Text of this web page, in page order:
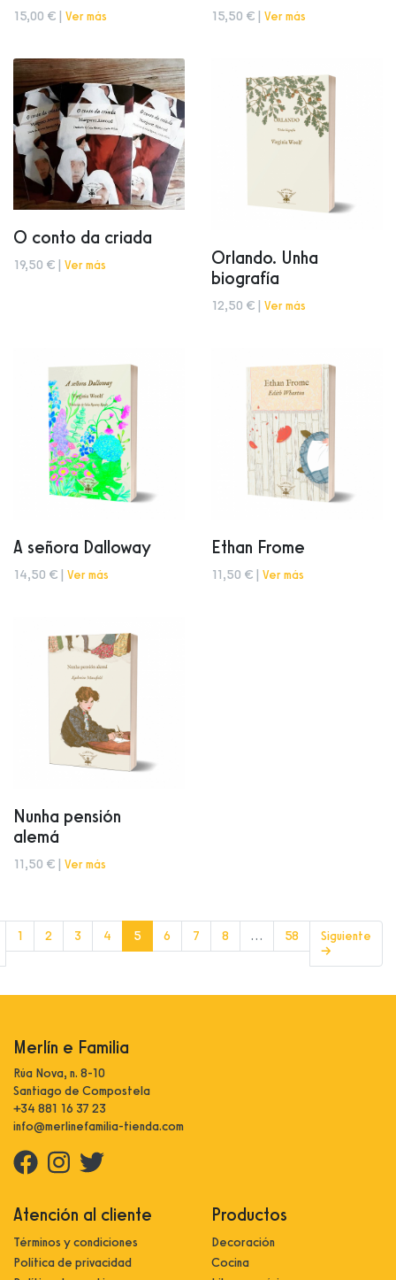
15,00 € | Ver más 15,50 € | Ver más
O conto da criada
19,50 € | Ver más
Orlando. Unha
biografía
12,50 € | Ver más
A señora Dalloway
14,50 € | Ver más
Ethan Frome
11,50 € | Ver más
Nunha pensión
alemá
11,50 € | Ver más
1 2 3 4 5 (current)
6 7 8 … 58
Siguiente
→
Merlín e Familia
Rúa Nova, n. 8-10
Santiago de Compostela
+34 881 16 37 23
info@merlinefamilia-tienda.com
Atención al cliente
Términos y condiciones
Política de privacidad
Productos
Decoración
Cocina